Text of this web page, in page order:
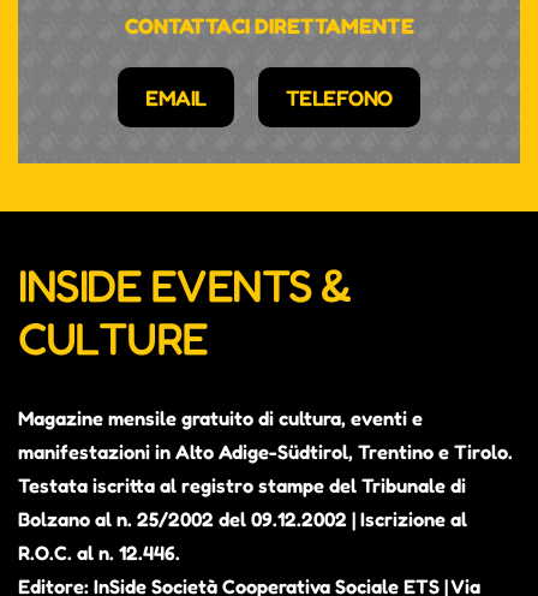
CONTATTACI DIRETTAMENTE
EMAIL TELEFONO
INSIDE EVENTS &
CULTURE
Magazine mensile gratuito di cultura, eventi e
manifestazioni in Alto Adige-Südtirol, Trentino e Tirolo.
Testata iscritta al registro stampe del Tribunale di
Bolzano al n. 25/2002 del 09.12.2002 | Iscrizione al
R.O.C. al n. 12.446.
Editore: InSide Società Cooperativa Sociale ETS | Via